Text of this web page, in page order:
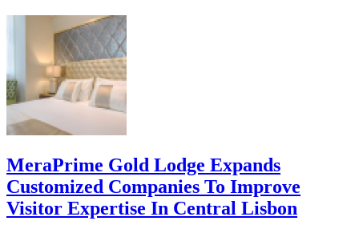
MeraPrime Gold Lodge Expands
Customized Companies To Improve
Visitor Expertise In Central Lisbon